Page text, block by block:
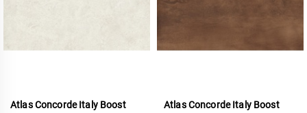
Atlas Concorde Italy Boost
Atlas Concorde Italy Boost